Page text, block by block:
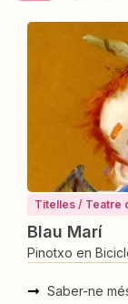
Titelles / Teatre
Blau Marí
Pinotxo en
Saber-ne